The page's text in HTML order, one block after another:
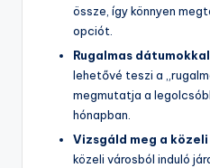
össze, így könnyen
opciót.
Rugalmas
lehetővé teszi a
megmutatja a
hónapban.
Vizsgáld meg a
közeli városból induló